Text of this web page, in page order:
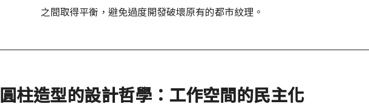
之間取得平衡，避免過度開發破壞原有的都市紋理。
圓柱造型的設計哲學：工作空間的民主化